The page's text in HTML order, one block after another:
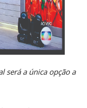
será a única opção a